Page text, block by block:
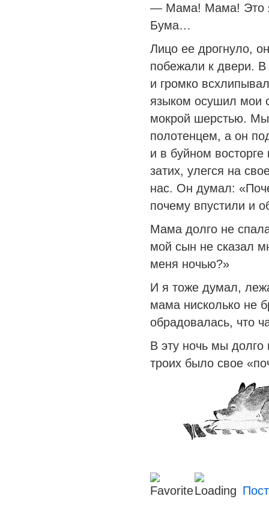
— Мама! Мама! Это я
Бума…
Лицо ее дрогнуло,
побежали к двери. В
и громко
языком осушил мои
мокрой шерстью.
полотенцем, а он
и в буйном
затих, улегся на
нас. Он думал:
почему впустили и
Мама долго не
мой сын не сказал
меня ночью?»
И я тоже думал,
мама нисколько не
обрадовалась, что
В эту ночь мы долго
троих было свое